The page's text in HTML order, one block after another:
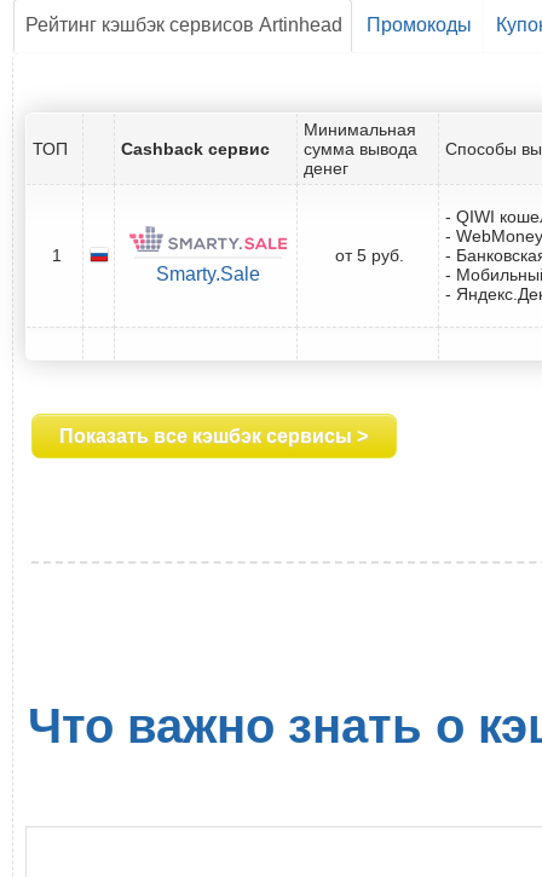
Рейтинг кэшбэк сервисов Artinhead Промокоды
ТОП Cashback сервис
Минимальная
сумма вывода
денег
Способы
1
Smarty.Sale
от 5 руб.
- QIWI
- WebMoney
-
-
-
Показать все кэшбэк сервисы >
Что важно знать о